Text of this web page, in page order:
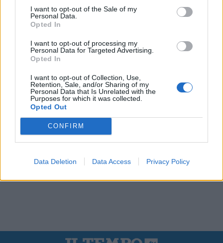
I want to opt-out of the Sale of my
Personal Data.
Opted In
I want to opt-out of processing my
Personal Data for Targeted Advertising.
Opted In
I want to opt-out of Collection, Use,
Retention, Sale, and/or Sharing of my
Personal Data that Is Unrelated with the
Purposes for which it was collected.
Opted Out
CONFIRM
Data Deletion Data Access Privacy Policy